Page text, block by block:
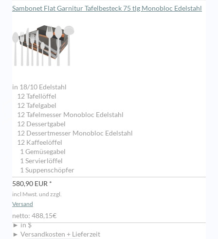
Sambonet Flat Garnitur Tafelbesteck 75 tlg Monobloc Edelstahl
in 18/10 Edelstahl
12 Tafellöffel
12 Tafelgabel
12 Tafelmesser Monobloc Edelstahl
12 Dessertgabel
12 Dessertmesser Monobloc Edelstahl
12 Kaffeelöffel
1 Gemüsegabel
1 Servierlöffel
1 Suppenschöpfer
580,90 EUR *
incl Mwst. und zzgl.
Versand
netto: 488,15€
► in $
► Versandkosten + Lieferzeit